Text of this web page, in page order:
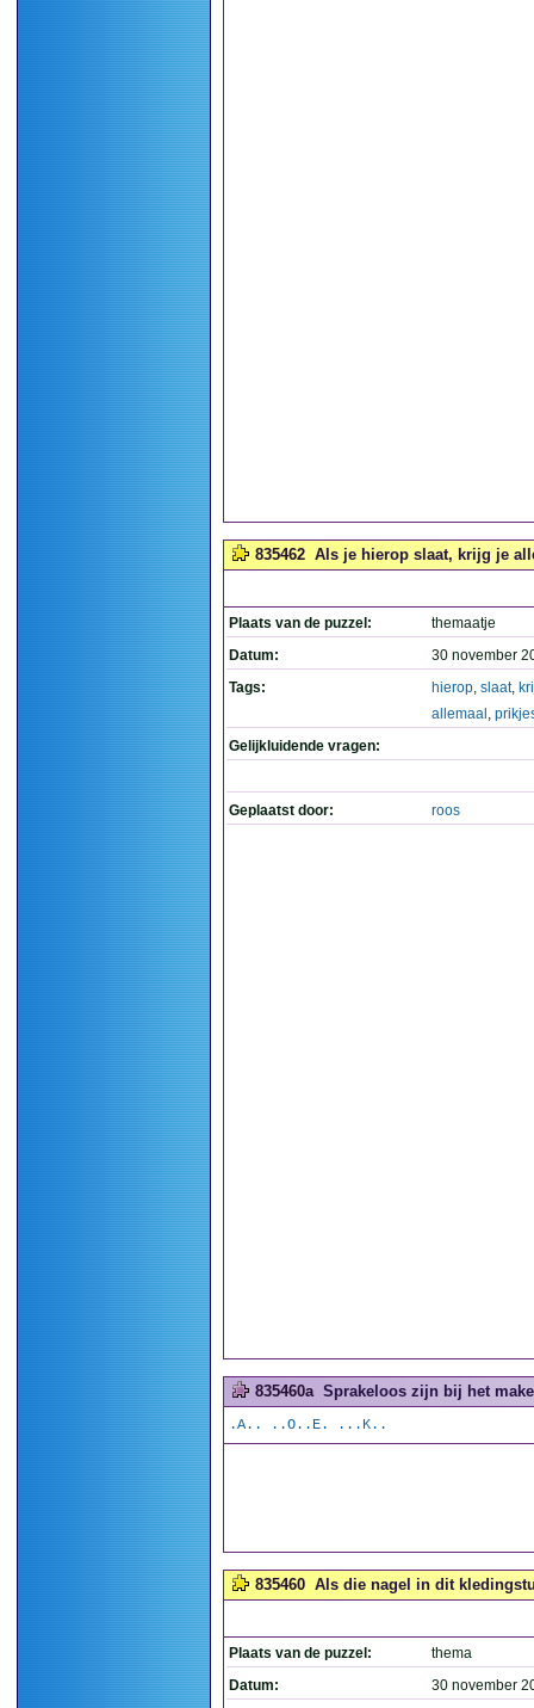
835462 Als je hierop slaat, krijg je
Plaats van de puzzel:
themaatje
Datum:
30 november
Tags:
hierop, slaat,
allemaal ,
Gelijkluidende vragen:
Geplaatst door: roos
835460a Sprakeloos zijn bij het
.A.. ..O..E. ...K..
835460 Als die nagel in dit
Plaats van de puzzel:
thema
Datum:
30 november